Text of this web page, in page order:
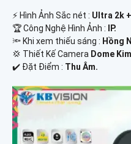
️⚡ Hình Ảnh Sắc nét : Ultra 2k
🏆 Công Nghệ Hình Ảnh :
IP.
🔦 Khi xem thiếu sáng : Hồng
💢 Thiết Kế Camera Dome
️✔️ Đặt Điểm : Thu Âm.